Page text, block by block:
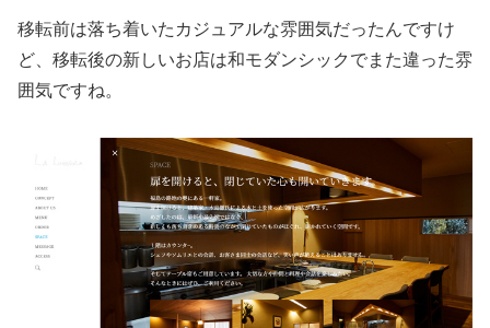
移転前は落ち着いたカジュアルな雰囲気だったんですけ
ど、移転後の新しいお店は和モダンシックでまた違った雰
囲気ですね。